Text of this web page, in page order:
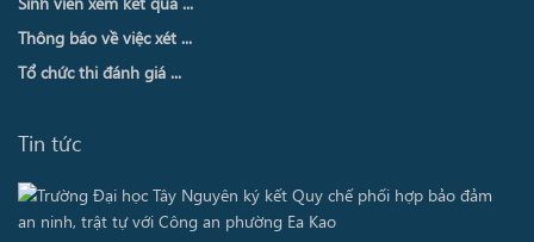
Thông báo về việc xét ...
Tổ chức thi đánh giá ...
Tin tức